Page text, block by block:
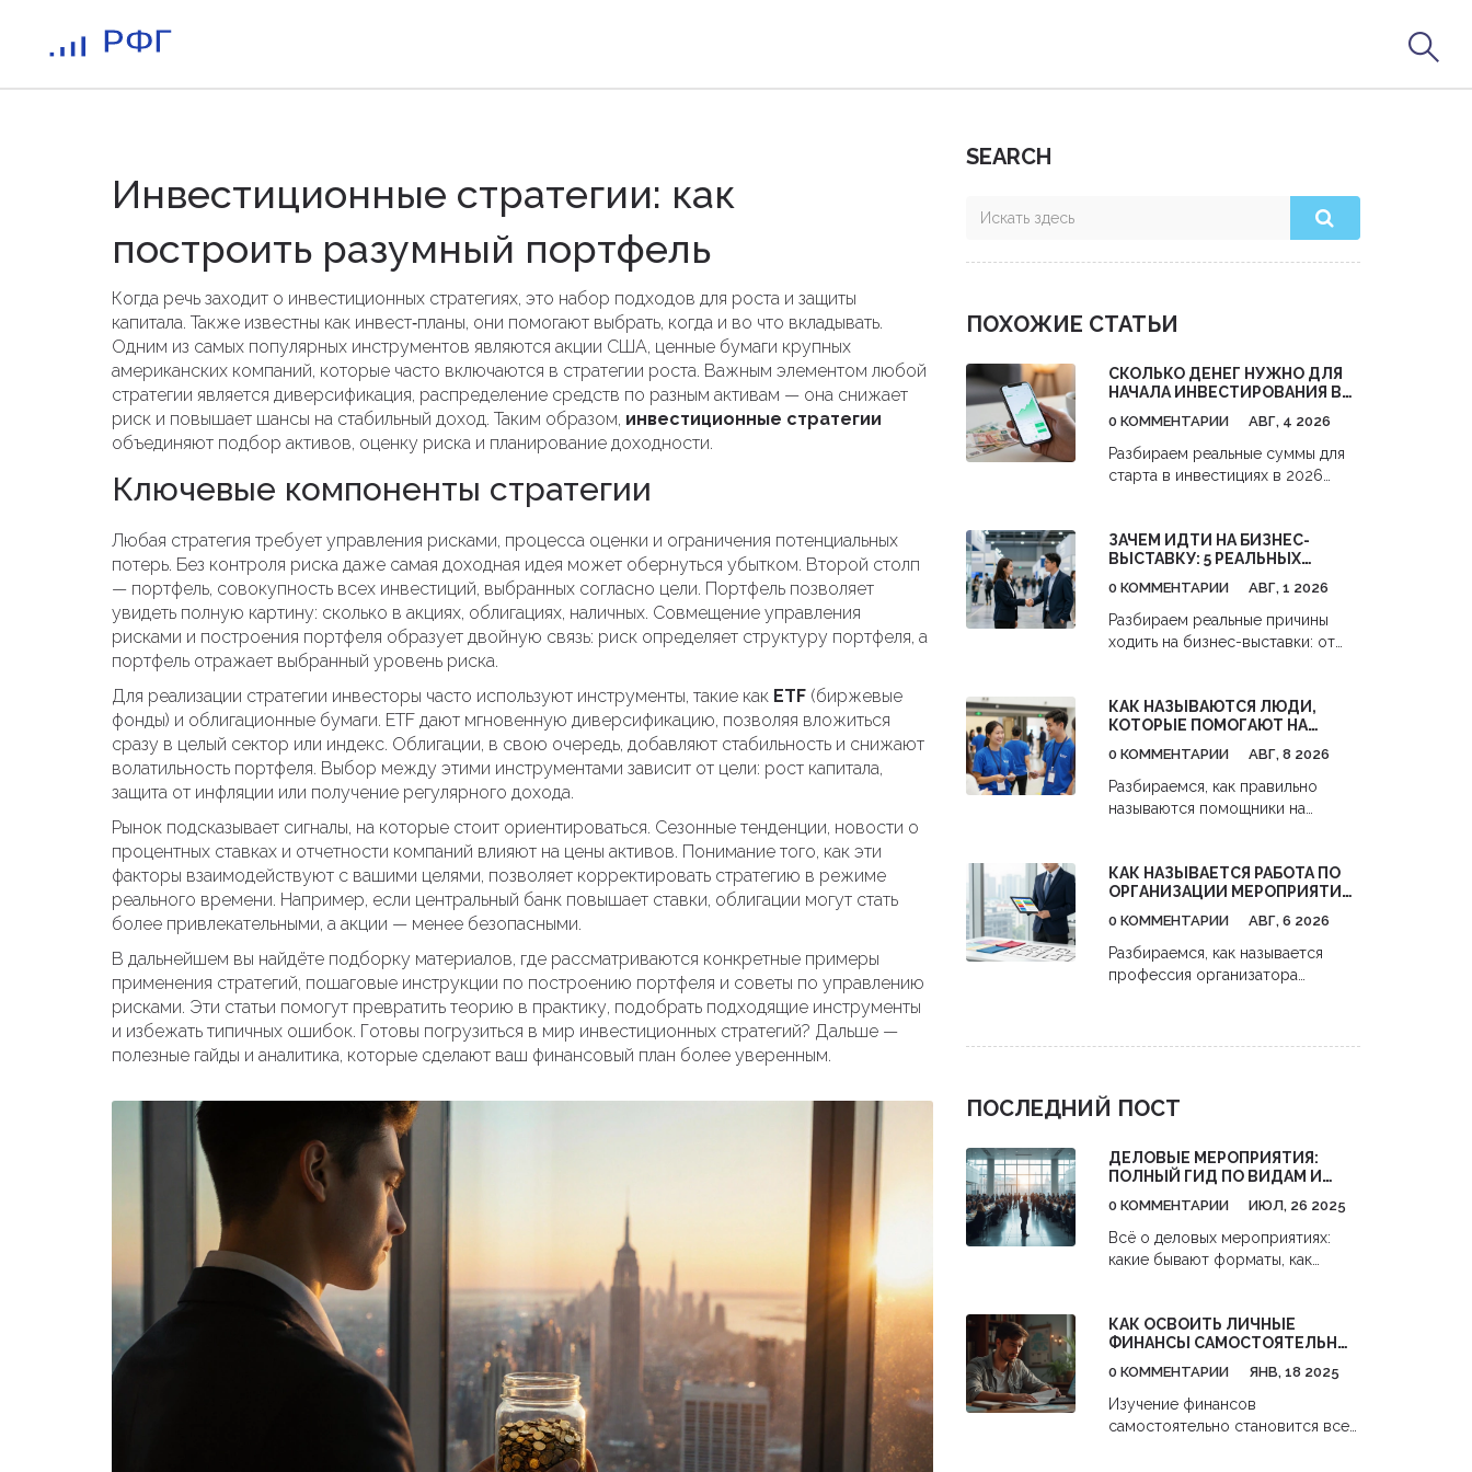
Инвестиционные стратегии: как
построить разумный портфель
Когда речь заходит о инвестиционных стратегиях, это набор подходов для роста и защиты
капитала. Также известны как инвест‑планы, они помогают выбрать, когда и во что вкладывать.
Одним из самых популярных инструментов являются акции США, ценные бумаги крупных
американских компаний, которые часто включаются в стратегии роста. Важным элементом любой
стратегии является диверсификация, распределение средств по разным активам — она снижает
риск и повышает шансы на стабильный доход. Таким образом, инвестиционные стратегии
объединяют подбор активов, оценку риска и планирование доходности.
Ключевые компоненты стратегии
Любая стратегия требует управления рисками, процесса оценки и ограничения потенциальных
потерь. Без контроля риска даже самая доходная идея может обернуться убытком. Второй столп
— портфель, совокупность всех инвестиций, выбранных согласно цели. Портфель позволяет
увидеть полную картину: сколько в акциях, облигациях, наличных. Совмещение управления
рисками и построения портфеля образует двойную связь: риск определяет структуру портфеля, а
портфель отражает выбранный уровень риска.
Для реализации стратегии инвесторы часто используют инструменты, такие как ETF (биржевые
фонды) и облигационные бумаги. ETF дают мгновенную диверсификацию, позволяя вложиться
сразу в целый сектор или индекс. Облигации, в свою очередь, добавляют стабильность и снижают
волатильность портфеля. Выбор между этими инструментами зависит от цели: рост капитала,
защита от инфляции или получение регулярного дохода.
Рынок подсказывает сигналы, на которые стоит ориентироваться. Сезонные тенденции, новости о
процентных ставках и отчетности компаний влияют на цены активов. Понимание того, как эти
факторы взаимодействуют с вашими целями, позволяет корректировать стратегию в режиме
реального времени. Например, если центральный банк повышает ставки, облигации могут стать
более привлекательными, а акции — менее безопасными.
В дальнейшем вы найдёте подборку материалов, где рассматриваются конкретные примеры
применения стратегий, пошаговые инструкции по построению портфеля и советы по управлению
рисками. Эти статьи помогут превратить теорию в практику, подобрать подходящие инструменты
и избежать типичных ошибок. Готовы погрузиться в мир инвестиционных стратегий? Дальше —
полезные гайды и аналитика, которые сделают ваш финансовый план более уверенным.
SEARCH
ПОХОЖИЕ СТАТЬИ
СКОЛЬКО ДЕНЕГ НУЖНО ДЛЯ
НАЧАЛА ИНВЕСТИРОВАНИЯ В
СТРАТЕГИИ С НУЛЯ
0 КОММЕНТАРИИ АВГ, 4 2026
Разбираем реальные суммы для
старта в инвестициях в 2026
рублей,避开 комиссии и
использовать налоговые льготы.
ЗАЧЕМ ИДТИ НА БИЗНЕС-
ВЫСТАВКУ: 5 РЕАЛЬНЫХ
0 КОММЕНТАРИИ АВГ, 1 2026
Разбираем реальные причины
ходить на бизнес-выставки: от
советы, как получить максимум
пользы и окупить затраты.
КАК НАЗЫВАЮТСЯ ЛЮДИ,
КОТОРЫЕ ПОМОГАЮТ НА
КЛАССИФИКАЦИЯ РОЛЕЙ И
ОБЯЗАННОСТЕЙ
0 КОММЕНТАРИИ АВГ, 8 2026
Разбираемся, как правильно
называются помощники на
стафф. Узнайте об обязанностях
каждой роли и как выбрать
правильную команду для вашего
КАК НАЗЫВАЕТСЯ РАБОТА ПО
ОРГАНИЗАЦИИ МЕРОПРИЯТИЙ:
0 КОММЕНТАРИИ АВГ, 6 2026
Разбираемся, как называется
профессия организатора
ПОСЛЕДНИЙ ПОСТ
ДЕЛОВЫЕ МЕРОПРИЯТИЯ:
ПОЛНЫЙ ГИД ПО ВИДАМ И
БИЗНЕСА
0 КОММЕНТАРИИ ИЮЛ, 26 2025
Всё о деловых мероприятиях:
какие бывают форматы, как
организации или участии.
КАК ОСВОИТЬ ЛИЧНЫЕ
ФИНАНСЫ САМОСТОЯТЕЛЬНО:
0 КОММЕНТАРИИ ЯНВ, 18 2025
Изучение финансов
самостоятельно становится все